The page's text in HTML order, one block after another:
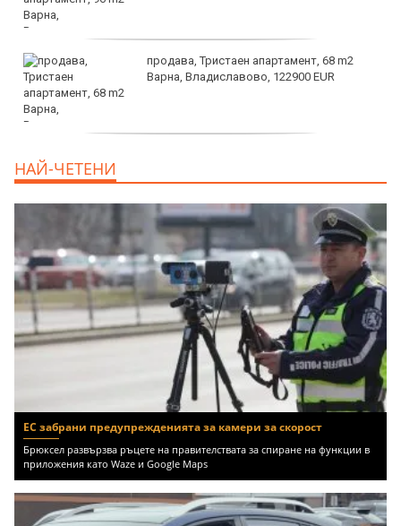
продава, Тристаен апартамент, 68 m2
Варна, Владиславово, 122900 EUR
НАЙ-ЧЕТЕНИ
ЕС забрани предупрежденията за камери за скорост
Брюксел развързва ръцете на правителствата за спиране на функции в
приложения като Waze и Google Maps